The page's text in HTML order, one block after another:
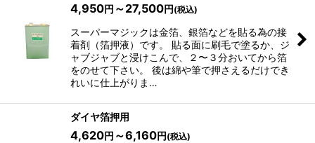
4,950円 ～27,500円 (税込)
スーパーマジックは金箔、銀箔などを貼る為の接
着剤（箔押液）です。 貼る面に刷毛で塗るか、ジ
ャブジャブと浸けこんで、２〜３分おいてから箔
をのせて下さい。 後は綿や筆で押さえるだけでき
れいに仕上がりま…
ダイヤ箔押用
4,620円 ～6,160円 (税込)